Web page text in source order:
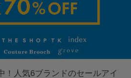
！人気6ブランドのセールアイ